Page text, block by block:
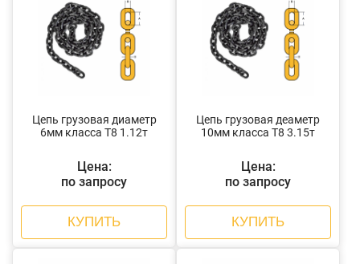
Цепь грузовая диаметр
6мм класса Т8 1.12т
Цена:
по запросу
КУПИТЬ
Цепь грузовая деаметр
10мм класса Т8 3.15т
Цена:
по запросу
КУПИТЬ